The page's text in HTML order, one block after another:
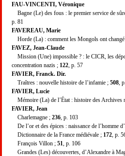
FAU-VINCENTI, Véronique
Bagne (Le) des fous : le premier service de
p. 81
FAVEREAU, Marie
Horde (La) : comment les Mongols ont
FAVEZ, Jean-Claude
Mission (Une) impossible ? : le CICR, les
concentration nazis ; 122 , p. 57
FAVIER, Franck. Dir.
Traîtres : nouvelle histoire de l’infamie ; 508 ,
FAVIER, Lucie
Mémoire (La) de l’État : histoire des Archives
FAVIER, Jean
Charlemagne ; 236 , p. 103
De l’or et des épices : naissance de l’homme
Dictionnaire de la France médiévale ; 172 , p.
François Villon ; 51 , p. 106
Grandes (Les) découvertes, d’Alexandre à